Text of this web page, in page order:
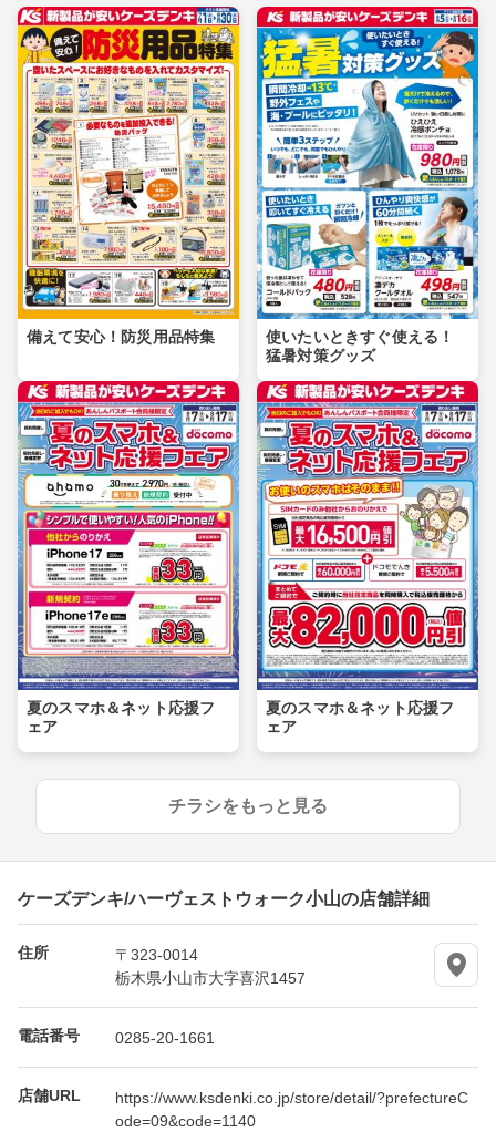
備えて安心！防災用品特集
使いたいときすぐ使える！
猛暑対策グッズ
夏のスマホ＆ネット応援フ
ェア
夏のスマホ＆ネット応援フ
ェア
チラシをもっと見る
ケーズデンキ/ハーヴェストウォーク小山の店舗詳細
住所
〒323-0014
栃木県小山市大字喜沢1457
電話番号 0285-20-1661
店舗URL
https://www.ksdenki.co.jp/store/detail/?prefectureC
ode=09&code=1140